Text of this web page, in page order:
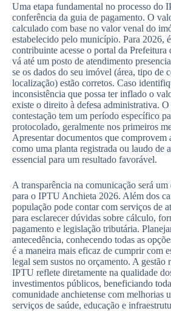
Uma etapa fundamental no processo do
conferência da guia de pagamento. O
calculado com base no valor venal do
estabelecido pelo município. Para 2026,
contribuinte acesse o portal da Prefeitura
vá até um posto de atendimento
se os dados do seu imóvel (área, tipo de
localização) estão corretos. Caso
inconsistência que possa ter inflado o
existe o direito à defesa administrativa. O
contestação tem um período específico
protocolado, geralmente nos primeiros
Apresentar documentos que comprovem
como uma planta registrada ou laudo de
essencial para um resultado favorável.
A transparência na comunicação será um
para o IPTU Anchieta 2026. Além dos
população pode contar com serviços de
para esclarecer dúvidas sobre cálculo,
pagamento e legislação tributária.
antecedência, conhecendo todas as
é a maneira mais eficaz de cumprir com
legal sem sustos no orçamento. A gestão
IPTU reflete diretamente na qualidade
investimentos públicos, beneficiando
comunidade anchietense com melhorias
serviços de saúde, educação e